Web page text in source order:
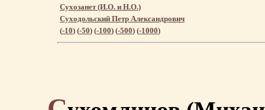
Сухозанет (И.О. и Н.О.)
Суходольский Петр Александрович
(-10) (-50) (-100) (-500) (-1000)